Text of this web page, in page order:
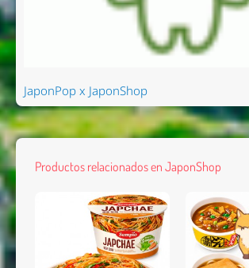
JaponPop x JaponShop
Productos relacionados en JaponShop